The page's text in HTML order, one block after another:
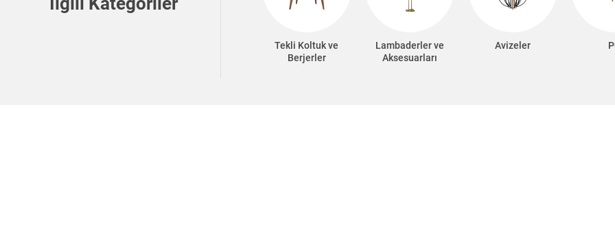
Tekli Koltuk ve
Berjerler
Lambaderler ve
Aksesuarları
Avizeler